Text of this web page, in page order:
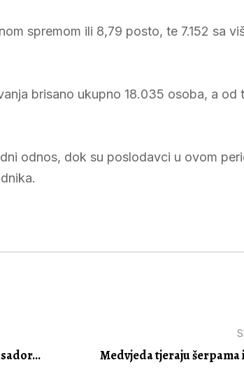
spremom ili 8,79 posto, te 7.152 sa
brisano ukupno 18.035 osoba, a od
odnos, dok su poslodavci u ovom
Medvjeda tjeraju